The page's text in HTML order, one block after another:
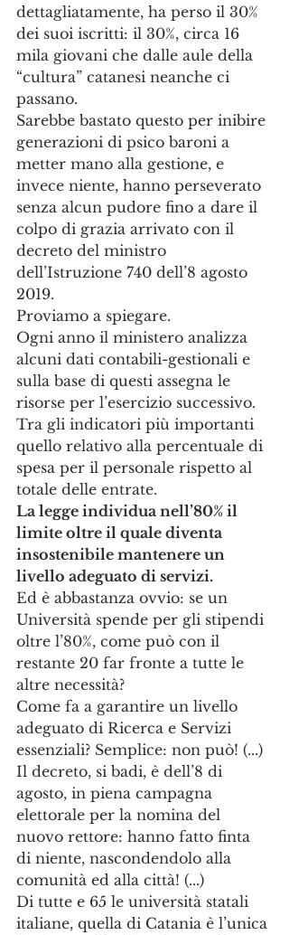
dettagliatamente, ha perso il 30%
dei suoi iscritti: il 30%, circa 16
mila giovani che dalle aule della
“cultura” catanesi neanche ci
passano.
Sarebbe bastato questo per inibire
generazioni di psico baroni a
metter mano alla gestione, e
invece niente, hanno perseverato
senza alcun pudore fino a dare il
colpo di grazia arrivato con il
decreto del ministro
dell’Istruzione 740 dell’8 agosto
2019.
Proviamo a spiegare.
Ogni anno il ministero analizza
alcuni dati contabili-gestionali e
sulla base di questi assegna le
risorse per l’esercizio successivo.
Tra gli indicatori più importanti
quello relativo alla percentuale di
spesa per il personale rispetto al
totale delle entrate.
La legge individua nell’80% il
limite oltre il quale diventa
insostenibile mantenere un
livello adeguato di servizi.
Ed è abbastanza ovvio: se un
Università spende per gli stipendi
oltre l’80%, come può con il
restante 20 far fronte a tutte le
altre necessità?
Come fa a garantire un livello
adeguato di Ricerca e Servizi
essenziali? Semplice: non può! (...)
Il decreto, si badi, è dell’8 di
agosto, in piena campagna
elettorale per la nomina del
nuovo rettore: hanno fatto finta
di niente, nascondendolo alla
comunità ed alla città! (...)
Di tutte e 65 le università statali
italiane, quella di Catania è l’unica